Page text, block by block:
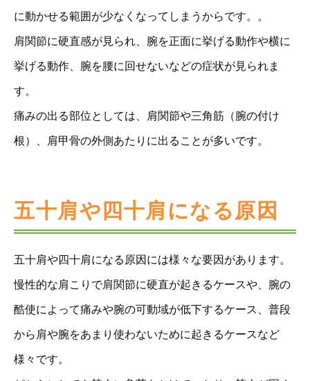
に動かせる範囲が少なくなってしまうからです。。
肩関節に硬直感が見られ、腕を正面に挙げる動作や横に
挙げる動作、腕を腰に回せないなどの症状が見られま
す。
痛みの出る部位としては、肩関節や三角筋（腕の付け
根）、肩甲骨の外側あたりに出ることが多いです。
五十肩や四十肩になる原因
五十肩や四十肩になる原因には様々な要因があります。
慢性的な肩こりで肩関節に硬直が起きるケースや、腕の
酷使によって痛みや腕の可動域が低下するケース、普段
から肩や腕をあまり使わないために起きるケースなど
様々です。